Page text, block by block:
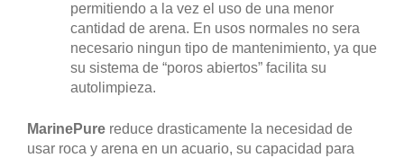
permitiendo a la vez el uso de una menor
cantidad de arena. En usos normales no sera
necesario ningun tipo de mantenimiento, ya que
su sistema de “poros abiertos” facilita su
autolimpieza.
MarinePure reduce drasticamente la necesidad de
usar roca y arena en un acuario, su capacidad para